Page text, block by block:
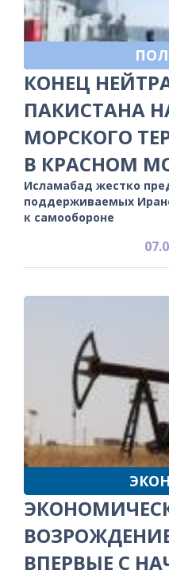
КОНЕЦ
ПАКИСТАНА
МОРСКОГО
В КРАСНОМ
Исламабад жестко
поддерживаемых
к самообороне
ВПЕРВЫЕ С